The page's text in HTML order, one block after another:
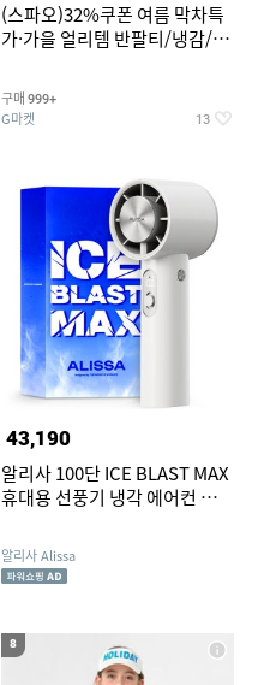
(스파오)32%쿠폰 여름 막차특
가·가을 얼리템 반팔티/냉감/반
건 외 ~74%OFF
구매 999+
G마켓 13
43,190
알리사 100단 ICE BLAST MAX
휴대용 선풍기 냉각 에어컨 손
알리사 Alissa
8